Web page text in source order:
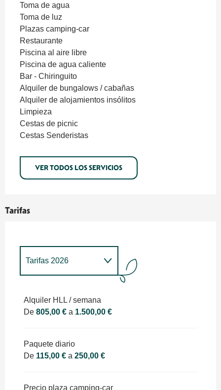
Toma de agua
Toma de luz
Plazas camping-car
Restaurante
Piscina al aire libre
Piscina de agua caliente
Bar - Chiringuito
Alquiler de bungalows / cabañas
Alquiler de alojamientos insólitos
Limpieza
Cestas de picnic
Cestas Senderistas
VER TODOS LOS SERVICIOS
Tarifas
Tarifas 2026
Alquiler HLL / semana
De 805,00 € a 1.500,00 €
Paquete diario
De 115,00 € a 250,00 €
Precio plaza camping-car